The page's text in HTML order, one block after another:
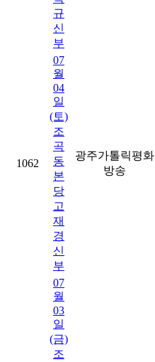
규
신
부
1062
07
월
04
일
(토)
조
곡
동
본
당
고
재
경
신
부
광주가톨릭평화
방송
07
월
03
일
(금)
조